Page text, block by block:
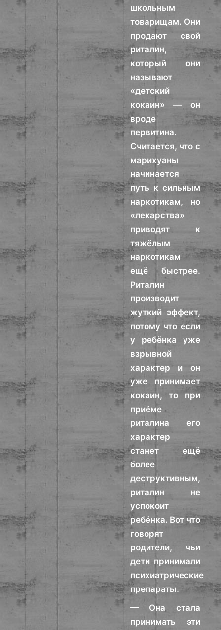
школьным
товарищам. Они
продают свой
риталин,
который они
называют
«детский
кокаин» — он
вроде
первитина.
Считается, что с
марихуаны
начинается
путь к сильным
наркотикам, но
«лекарства»
приводят к
тяжёлым
наркотикам
ещё быстрее.
Риталин
производит
жуткий эффект,
потому что если
у ребёнка уже
взрывной
характер и он
уже принимает
кокаин, то при
приёме
риталина его
характер
станет ещё
более
деструктивным,
риталин не
успокоит
ребёнка. Вот что
говорят
родители, чьи
дети принимали
психиатрические
препараты.
— Она стала
принимать эти